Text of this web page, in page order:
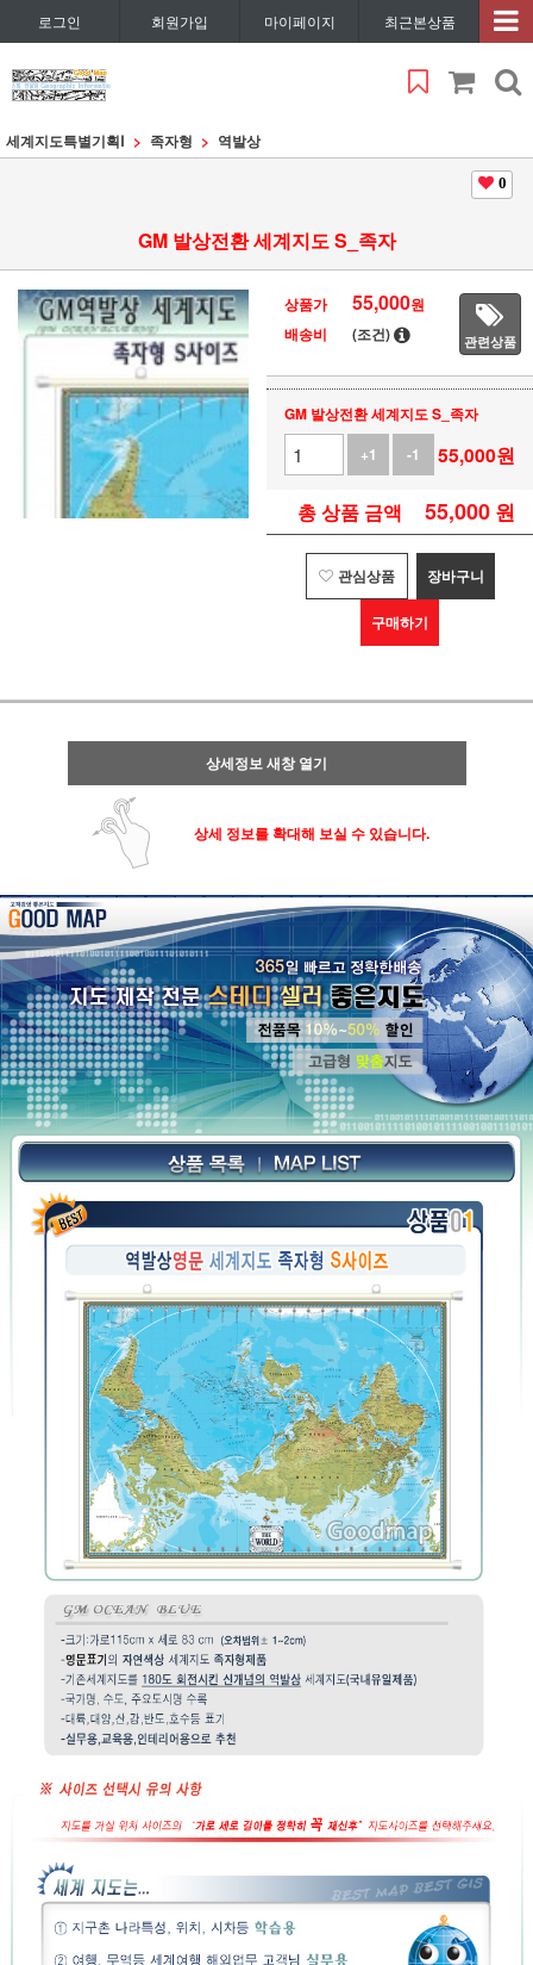
로그인 회원가입 마이페이지 최근본상품
세계지도특별기획Ⅰ 족자형 역발상
0
GM 발상전환 세계지도 S_족자
상품가 55,000원
배송비
(조건) 관련상품
GM 발상전환 세계지도 S_족자
+1
-1 55,000원
총 상품 금액 55,000 원
관심상품 장바구니
구매하기
상세정보 새창 열기
상세 정보를 확대해 보실 수 있습니다.